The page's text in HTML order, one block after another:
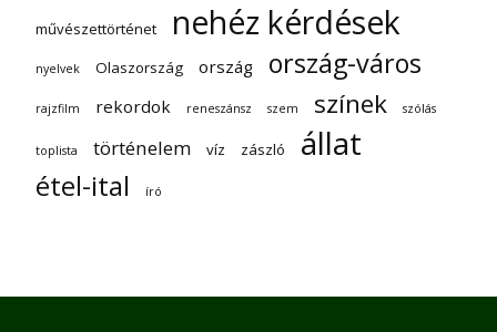
művészettörténet nehéz kérdések
nyelvek Olaszország ország ország-város
rajzfilm rekordok reneszánsz szem színek szólás
toplista történelem víz zászló állat
étel-ital író